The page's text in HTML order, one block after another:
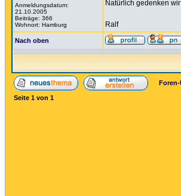
Anmeldungsdatum:
21.10.2005
Beiträge: 366
Wohnort: Hamburg
Natürlich gedenken
Ralf
Nach oben
Seite 1 von 1